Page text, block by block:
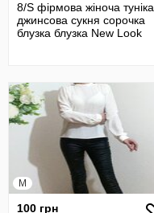
8/S фірмова жіноча туніка
джинсова сукня сорочка
блузка блузка New Look
M
100 грн